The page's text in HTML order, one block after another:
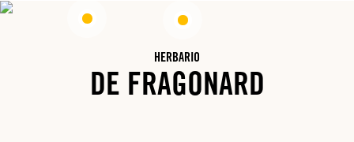
HERBARIO
DE FRAGONARD